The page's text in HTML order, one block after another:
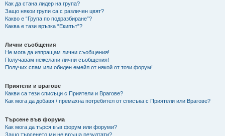
Как да стана лидер на група?
Защо някои групи са с различен цвят?
Какво е “Група по подразбиране”?
Каква е тази връзка “Екипът”?
Лични съобщения
Не мога да изпращам лични съобщения!
Получавам нежелани лични съобщения!
Получих спам или обиден емейл от някой от този форум!
Приятели и врагове
Какви са тези списъци с Приятели и Врагове?
Как мога да добавя / премахна потребител от списъка с Приятели или Врагове?
Търсене във форума
Как мога да търся във форум или форуми?
Защо търсенето ми не връща резултати?